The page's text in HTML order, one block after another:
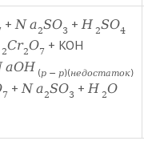
+ N a2SO3 + H 2SO4
2Cr2O7+ KOH
aOH (р − р)(недостаток)
7 + N a2SO3 + H 2O